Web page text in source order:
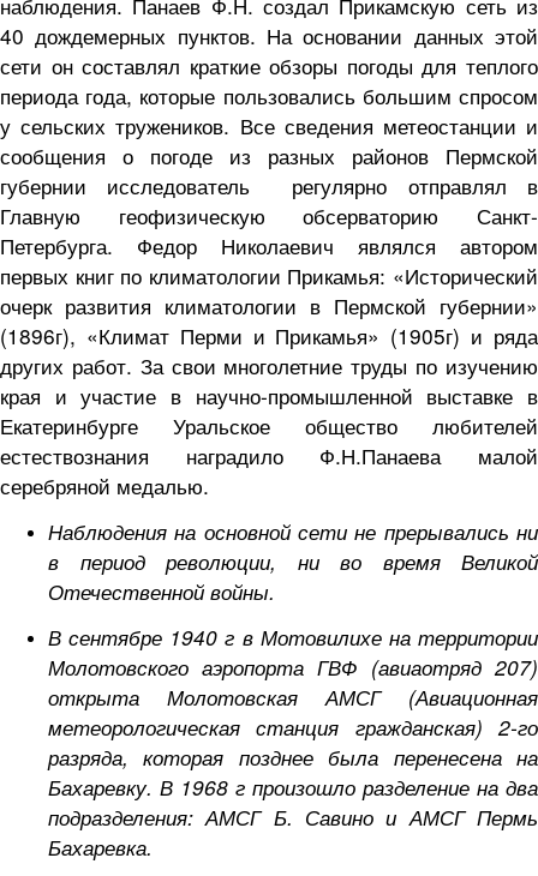
40 дождемерных пунктов. На основании данных этой
сети он составлял краткие обзоры погоды для теплого
периода года, которые пользовались большим спросом
у сельских тружеников. Все сведения метеостанции и
сообщения о погоде из разных районов Пермской
губернии исследователь регулярно отправлял в
Главную геофизическую обсерваторию Санкт-
Петербурга. Федор Николаевич являлся автором
первых книг по климатологии Прикамья: «Исторический
очерк развития климатологии в Пермской губернии»
(1896г), «Климат Перми и Прикамья» (1905г) и ряда
других работ. За свои многолетние труды по изучению
края и участие в научно-промышленной выставке в
Екатеринбурге Уральское общество любителей
естествознания наградило Ф.Н.Панаева малой
серебряной медалью.
Наблюдения на основной сети не прерывались ни
в период революции, ни во время Великой
Отечественной войны.
В сентябре 1940 г в Мотовилихе на территории
Молотовского аэропорта ГВФ (авиаотряд 207)
открыта Молотовская АМСГ (Авиационная
метеорологическая станция гражданская) 2-го
разряда, которая позднее была перенесена на
Бахаревку. В 1968 г произошло разделение на два
подразделения: АМСГ Б. Савино и АМСГ Пермь
Бахаревка.